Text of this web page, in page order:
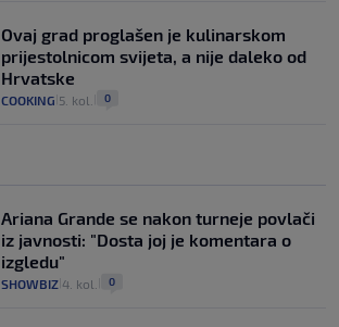
Ovaj grad proglašen je kulinarskom
prijestolnicom svijeta, a nije daleko od
Hrvatske
COOKING 5. kol. 0
Ariana Grande se nakon turneje povlači
iz javnosti: "Dosta joj je komentara o
izgledu"
SHOWBIZ 4. kol. 0